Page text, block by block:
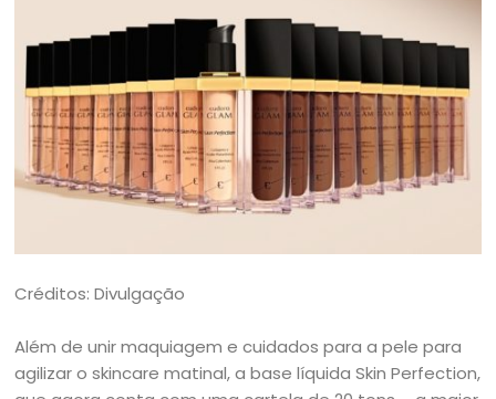
Créditos: Divulgação
Além de unir maquiagem e cuidados para a pele para
agilizar o skincare matinal, a base líquida Skin Perfection,